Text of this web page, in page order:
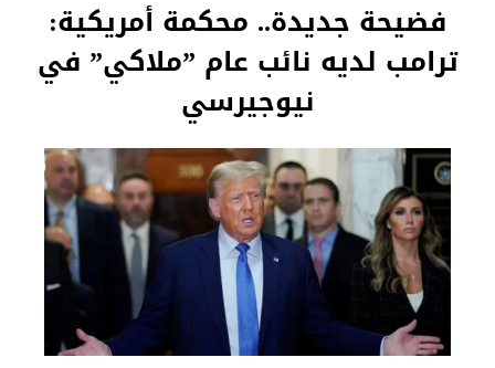
فضيحة جديدة.. محكمة أمريكية:
ترامب لديه نائب عام ”ملاكي” في
نيوجيرسي